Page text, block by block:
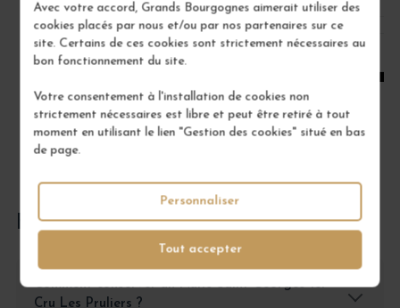
Avec votre accord, Grands Bourgognes aimerait utiliser des
cookies placés par nous et/ou par nos partenaires sur ce
site. Certains de ces cookies sont strictement nécessaires au
bon fonctionnement du site.
Votre consentement à l'installation de cookies non
strictement nécessaires est libre et peut être retiré à tout
moment en utilisant le lien "Gestion des cookies" situé en bas
de page.
Tout accepter
Personnaliser
1
AJOUTER AU PANIER
FOIRE AUX QUESTIONS
Comment conserver un Nuits-Saint-Georges 1er
Cru Les Pruliers ?